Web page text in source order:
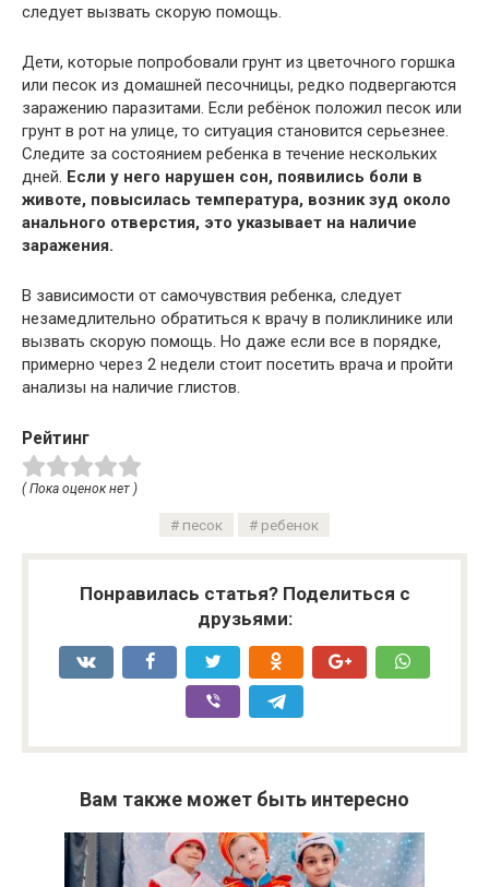
следует вызвать скорую помощь.
Дети, которые попробовали грунт из цветочного горшка
или песок из домашней песочницы, редко подвергаются
заражению паразитами. Если ребёнок положил песок или
грунт в рот на улице, то ситуация становится серьезнее.
Следите за состоянием ребенка в течение нескольких
дней. Если у него нарушен сон, появились боли в
животе, повысилась температура, возник зуд около
анального отверстия, это указывает на наличие
заражения.
В зависимости от самочувствия ребенка, следует
незамедлительно обратиться к врачу в поликлинике или
вызвать скорую помощь. Но даже если все в порядке,
примерно через 2 недели стоит посетить врача и пройти
анализы на наличие глистов.
Рейтинг
( Пока оценок нет )
песок ребенок
Понравилась статья? Поделиться с
друзьями:
Вам также может быть интересно